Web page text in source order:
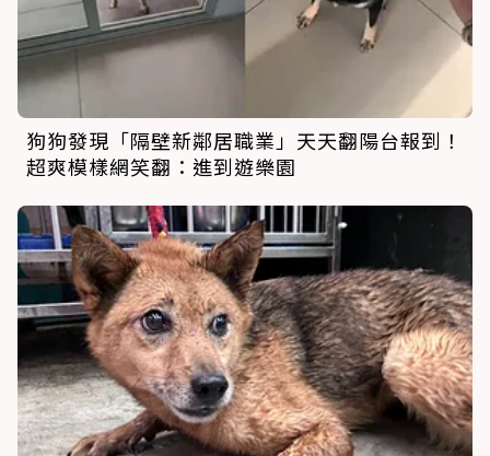
狗狗發現「隔壁新鄰居職業」天天翻陽台報到！
超爽模樣網笑翻：進到遊樂園